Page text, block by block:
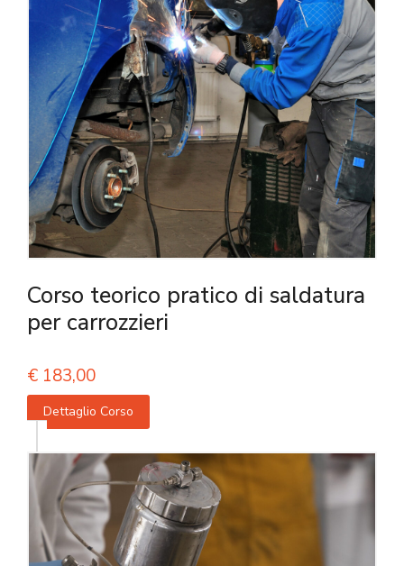
Corso teorico pratico di saldatura
per carrozzieri
€ 183,00
Dettaglio Corso